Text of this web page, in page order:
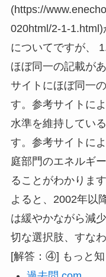
(https://
020html/2-1-
についてですが、
ほぼ同一の記載が
サイトにほぼ同一
す。参考サイトに
水準を維持してい
す。参考サイトに
庭部門のエネルギ
ることがわかりま
よると、2002年以
は緩やかながら減
切な選択肢、すな
[解答：④] もっと知